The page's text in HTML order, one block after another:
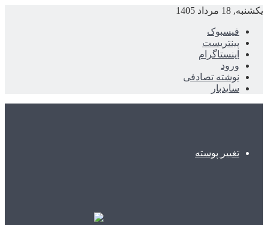
یکشنبه, 18 مرداد 1405
فیسبوک
پینتریست
اینستاگرام
ورود
نوشته تصادفی
سایدبار
تغییر پوسته